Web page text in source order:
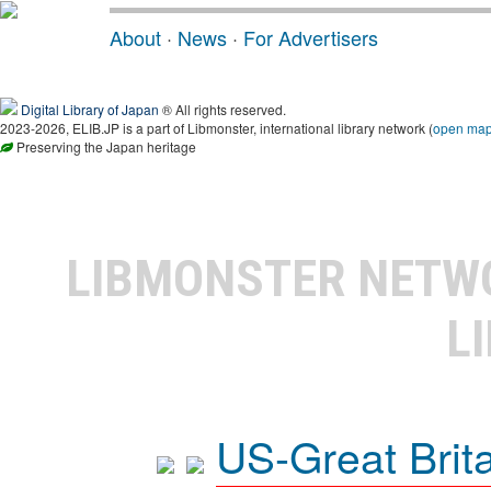
About · News · For Advertisers
Digital Library of Japan ® All rights reserved.
2023-2026, ELIB.JP is a part of Libmonster, international library network (open
Preserving the Japan heritage
LIBMONSTER
US-Great